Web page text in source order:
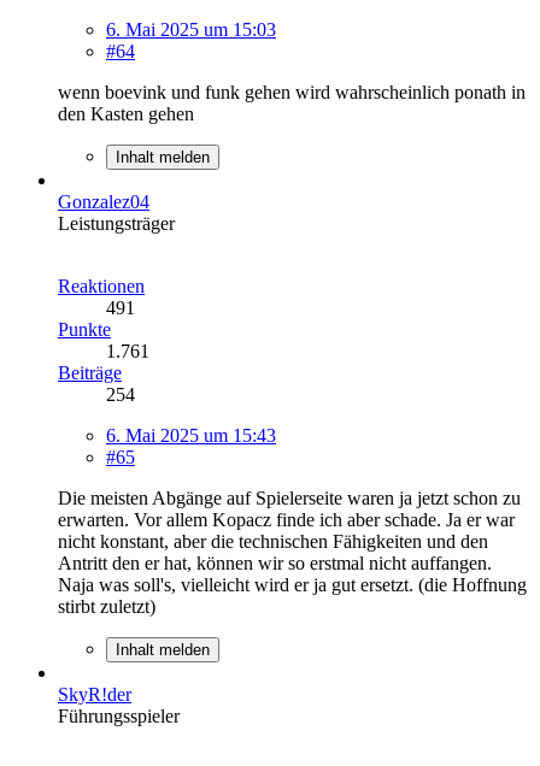
6. Mai 2025 um 15:03
#64
wenn boevink und funk gehen wird wahrscheinlich ponath in
den Kasten gehen
Inhalt melden
Gonzalez04
Leistungsträger
Reaktionen
491
Punkte
1.761
Beiträge
254
6. Mai 2025 um 15:43
#65
Die meisten Abgänge auf Spielerseite waren ja jetzt schon zu
erwarten. Vor allem Kopacz finde ich aber schade. Ja er war
nicht konstant, aber die technischen Fähigkeiten und den
Antritt den er hat, können wir so erstmal nicht auffangen.
Naja was soll's, vielleicht wird er ja gut ersetzt. (die Hoffnung
stirbt zuletzt)
Inhalt melden
SkyR!der
Führungsspieler